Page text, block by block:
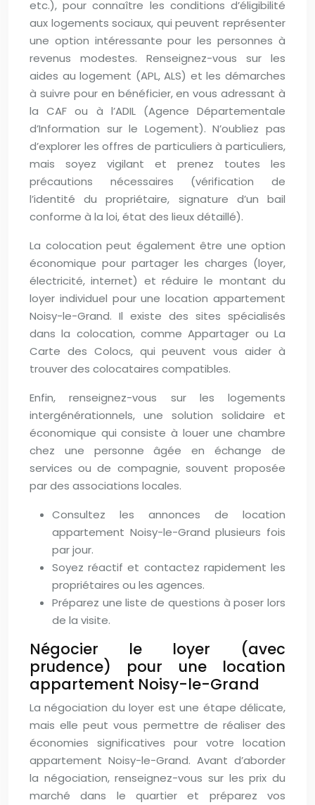
etc.), pour connaître les conditions d’éligibilité
aux logements sociaux, qui peuvent représenter
une option intéressante pour les personnes à
revenus modestes. Renseignez-vous sur les
aides au logement (APL, ALS) et les démarches
à suivre pour en bénéficier, en vous adressant à
la CAF ou à l’ADIL (Agence Départementale
d’Information sur le Logement). N’oubliez pas
d’explorer les offres de particuliers à particuliers,
mais soyez vigilant et prenez toutes les
précautions nécessaires (vérification de
l’identité du propriétaire, signature d’un bail
conforme à la loi, état des lieux détaillé).
La colocation peut également être une option
économique pour partager les charges (loyer,
électricité, internet) et réduire le montant du
loyer individuel pour une location appartement
Noisy-le-Grand. Il existe des sites spécialisés
dans la colocation, comme Appartager ou La
Carte des Colocs, qui peuvent vous aider à
trouver des colocataires compatibles.
Enfin, renseignez-vous sur les logements
intergénérationnels, une solution solidaire et
économique qui consiste à louer une chambre
chez une personne âgée en échange de
services ou de compagnie, souvent proposée
par des associations locales.
Consultez les annonces de location
appartement Noisy-le-Grand plusieurs fois
par jour.
Soyez réactif et contactez rapidement les
propriétaires ou les agences.
Préparez une liste de questions à poser lors
de la visite.
Négocier le loyer (avec
prudence) pour une location
appartement Noisy-le-Grand
La négociation du loyer est une étape délicate,
mais elle peut vous permettre de réaliser des
économies significatives pour votre location
appartement Noisy-le-Grand. Avant d’aborder
la négociation, renseignez-vous sur les prix du
marché dans le quartier et préparez vos